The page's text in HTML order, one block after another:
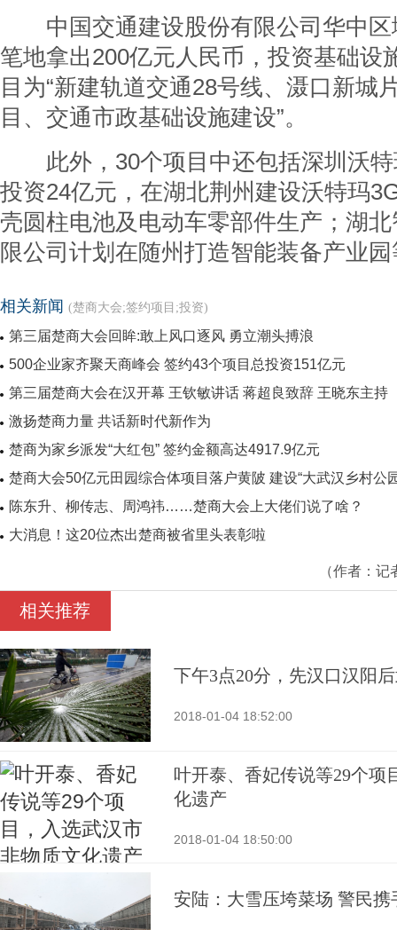
中国交通建设股份有限公司华中区
笔地拿出200亿元人民币，投资基础设
目为“新建轨道交通28号线、滠口新城
目、交通市政基础设施建设”。
此外，30个项目中还包括深圳沃特
投资24亿元，在湖北荆州建设沃特玛
壳圆柱电池及电动车零部件生产；湖
限公司计划在随州打造智能装备产业
相关新闻 (楚商大会;签约项目;投资)
第三届楚商大会回眸:敢上风口逐风 勇立潮头搏浪
500企业家齐聚天商峰会 签约43个项目总投资151亿元
第三届楚商大会在汉开幕 王钦敏讲话 蒋超良致辞 王晓东主持
激扬楚商力量 共话新时代新作为
楚商为家乡派发“大红包” 签约金额高达4917.9亿元
楚商大会50亿元田园综合体项目落户黄陂 建设“大武汉乡村公
陈东升、柳传志、周鸿祎……楚商大会上大佬们说了啥？
大消息！这20位杰出楚商被省里头表彰啦
（作者： 记
相关推荐
下午3点20分，先汉口汉阳
2018-01-04 18:52:00
叶开泰、香妃传说等29个项
化遗产
2018-01-04 18:50:00
安陆：大雪压垮菜场 警民携